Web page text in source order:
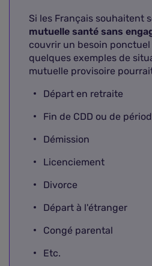
Si les Français souhaitent
mutuelle santé sans
couvrir un besoin ponctuel
quelques exemples de
mutuelle provisoire
Départ en retraite
Fin de CDD ou de
Démission
Licenciement
Divorce
Départ à l'étranger
Congé parental
Etc.